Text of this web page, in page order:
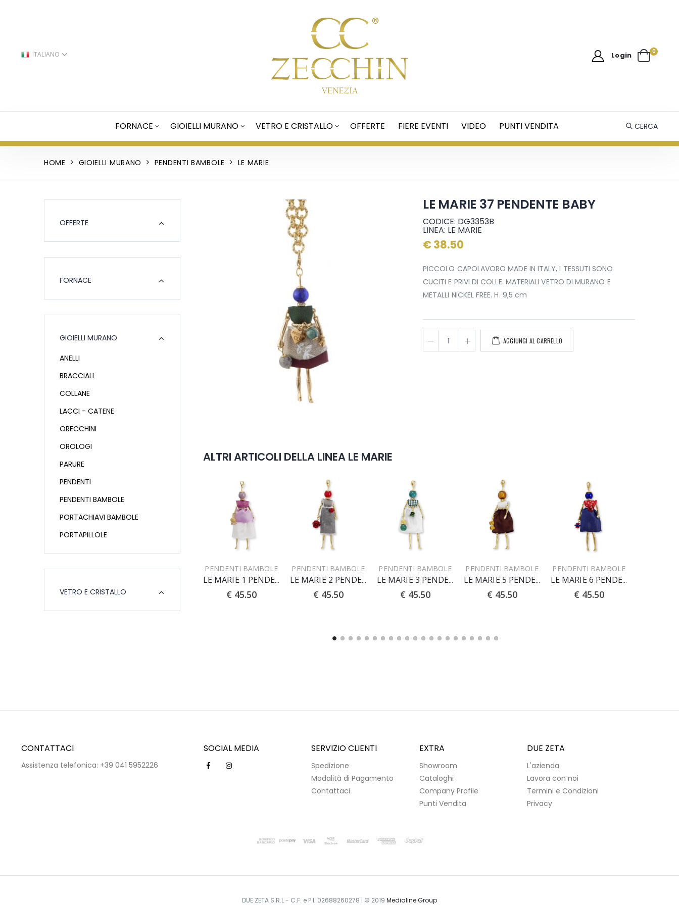
ITALIANO Login 0
FORNACE GIOIELLI MURANO VETRO E CRISTALLO OFFERTE FIERE EVENTI VIDEO PUNTI VENDITA CERCA
HOME GIOIELLI MURANO PENDENTI BAMBOLE LE MARIE
LE MARIE 37 PENDENTE BABY
CODICE: DG3353B
LINEA: LE MARIE
€ 38.50
PICCOLO CAPOLAVORO MADE IN ITALY, I TESSUTI SONO
CUCITI E PRIVI DI COLLE. MATERIALI VETRO DI MURANO E
METALLI NICKEL FREE. H. 9,5 cm
AGGIUNGI AL CARRELLO
ALTRI ARTICOLI DELLA LINEA LE MARIE
PENDENTI BAMBOLE
LE MARIE 1 PENDENTE
€ 45.50
PENDENTI BAMBOLE
LE MARIE 2 PENDENTE
€ 45.50
PENDENTI BAMBOLE
LE MARIE 3 PENDENTE
€ 45.50
PENDENTI BAMBOLE
LE MARIE 5 PENDENTE
€ 45.50
PENDENTI BAMBOLE
LE MARIE 6 PENDENTE
€ 45.50
OFFERTE
FORNACE
GIOIELLI MURANO
ANELLI
BRACCIALI
COLLANE
LACCI - CATENE
ORECCHINI
OROLOGI
PARURE
PENDENTI
PENDENTI BAMBOLE
PORTACHIAVI BAMBOLE
PORTAPILLOLE
VETRO E CRISTALLO
CONTATTACI
Assistenza telefonica: +39 041 5952226
SOCIAL MEDIA SERVIZIO CLIENTI
Spedizione
Modalità di Pagamento
Contattaci
EXTRA
Showroom
Cataloghi
Company Profile
Punti Vendita
DUE ZETA
L'azienda
Lavora con noi
Termini e Condizioni
Privacy
DUE ZETA S.R.L - C.F. e P.I. 02688260278 | © 2019 Medialine Group